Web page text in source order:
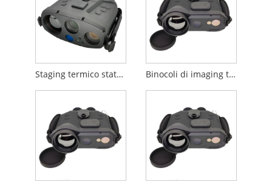
Staging termico statmico sta-p8u binoculare Binocoli di imaging termico portatile con rangefinder